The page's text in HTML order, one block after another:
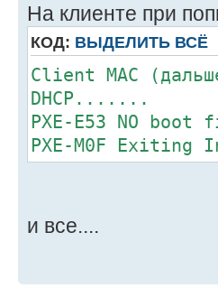
На клиенте при
КОД: ВЫДЕЛИТЬ ВСЁ
Client MAC
DHCP.......
PXE-E53 NO boot
PXE-M0F Exiting
и все....